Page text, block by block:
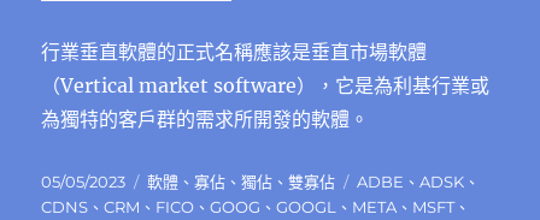
行業垂直軟體的正式名稱應該是垂直市場軟體
（Vertical market software），它是為利基行業或
為獨特的客戶群的需求所開發的軟體。
發
佈
05/05/2023
分
類
軟體 、寡佔 、獨佔 、雙寡佔
標
籤
ADBE 、ADSK 、
CDNS 、CRM 、 FICO 、GOOG 、GOOGL 、 META 、 MSFT、